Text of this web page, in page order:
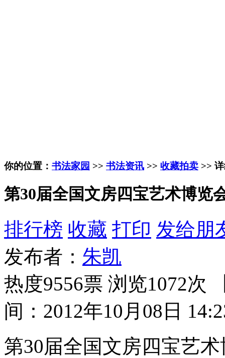
你的位置： 书法家园 >> 书法资讯 >> 收藏拍卖 >>
第30届全国文房四宝艺术博览
排行榜 收藏 打印 发给朋
发布者： 朱凯
热度9556票 浏览1072次
间：2012年10月08日
第30届全国文房四宝艺